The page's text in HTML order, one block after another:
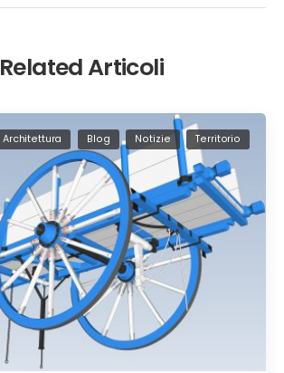
Related Articoli
Architettura Blog Notizie Territorio